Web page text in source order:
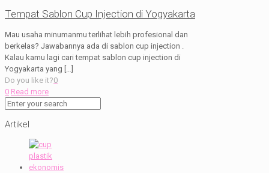
Tempat Sablon Cup Injection di Yogyakarta
Mau usaha minumanmu terlihat lebih profesional dan
berkelas? Jawabannya ada di sablon cup injection .
Kalau kamu lagi cari tempat sablon cup injection di
Yogyakarta yang […]
Do you like it?0
0 Read more
Artikel